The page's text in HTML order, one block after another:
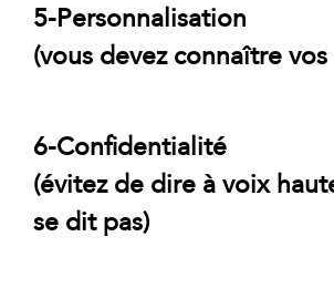
5-Personnalisation
(vous devez connaître
6-Confidentialité
(évitez de dire à voix
se dit pas)